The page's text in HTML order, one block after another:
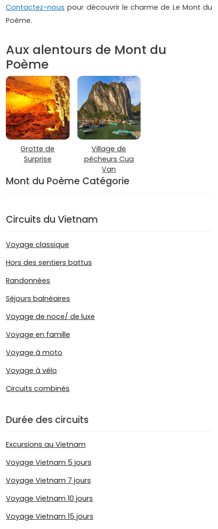
Contactez-nous pour découvrir le charme de Le Mont du
Poème.
Aux alentours de Mont du
Poème
Grotte de
Surprise
Village de
pêcheurs Cua
Van
Mont du Poème Catégorie
Circuits du Vietnam
Voyage classique
Hors des sentiers battus
Randonnées
Séjours balnéaires
Voyage de noce/ de luxe
Voyage en famille
Voyage à moto
Voyage à vélo
Circuits combinés
Durée des circuits
Excursions au Vietnam
Voyage Vietnam 5 jours
Voyage Vietnam 7 jours
Voyage Vietnam 10 jours
Voyage Vietnam 15 jours